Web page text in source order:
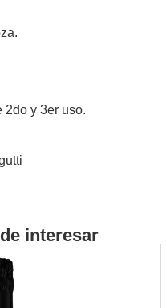
2do y 3er uso.
interesar